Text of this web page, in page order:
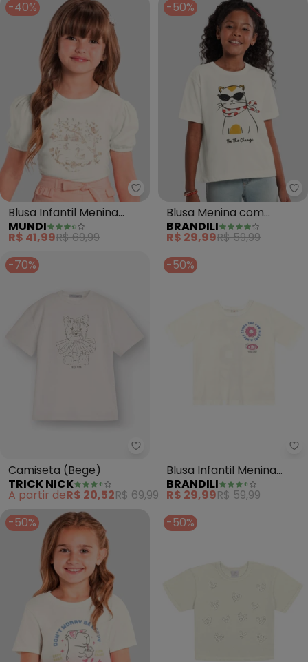
-40%
Mundi - Blusa Infantil Menina
Blusa Infantil Menina
Metalizada (Bege)
MUNDI
R$ 41,99R$ 69,99
-50%
Blusa Menina com
Estampa de Flor
(Natural)
BRANDILI
R$ 29,99R$ 59,99
-70%
Trick Nick - Camiseta (Bege)
Camiseta (Bege)
TRICK NICK
A partir deR$ 20,52R$ 69,99
-50%
Blusa Infantil Menina
Floral (Natural)
BRANDILI
R$ 29,99R$ 59,99
-50%
-50%